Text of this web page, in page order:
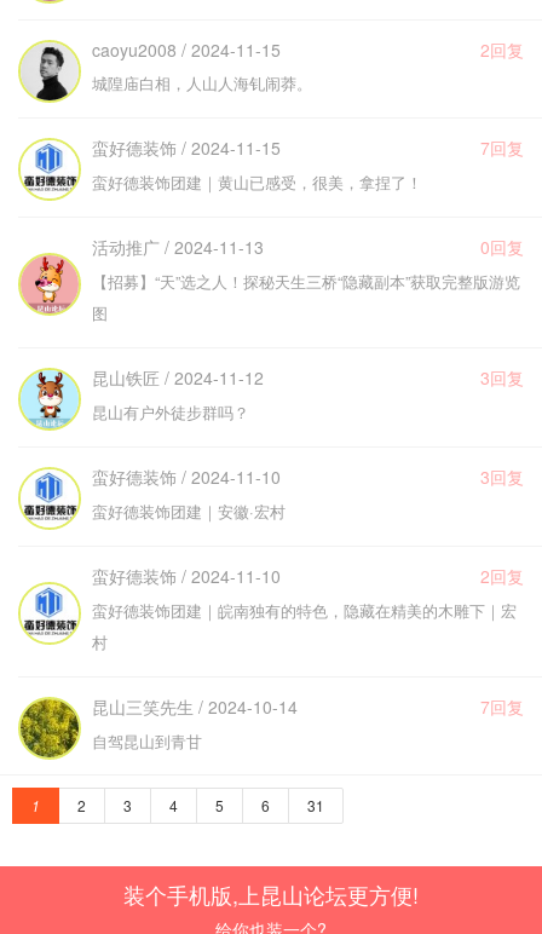
caoyu2008 / 2024-11-15 2回复
城隍庙白相，人山人海钆闹莽。
蛮好德装饰 / 2024-11-15 7回复
蛮好德装饰团建｜黄山已感受，很美，拿捏了！
活动推广 / 2024-11-13 0回复
【招募】“天”选之人！探秘天生三桥“隐藏副本”获取完整版游览
图
昆山铁匠 / 2024-11-12 3回复
昆山有户外徒步群吗？
蛮好德装饰 / 2024-11-10 3回复
蛮好德装饰团建｜安徽·宏村
蛮好德装饰 / 2024-11-10 2回复
蛮好德装饰团建｜皖南独有的特色，隐藏在精美的木雕下｜宏
村
昆山三笑先生 / 2024-10-14 7回复
自驾昆山到青甘
1 2 3 4 5 6 31
装个手机版,上昆山论坛更方便!
给你也装一个?